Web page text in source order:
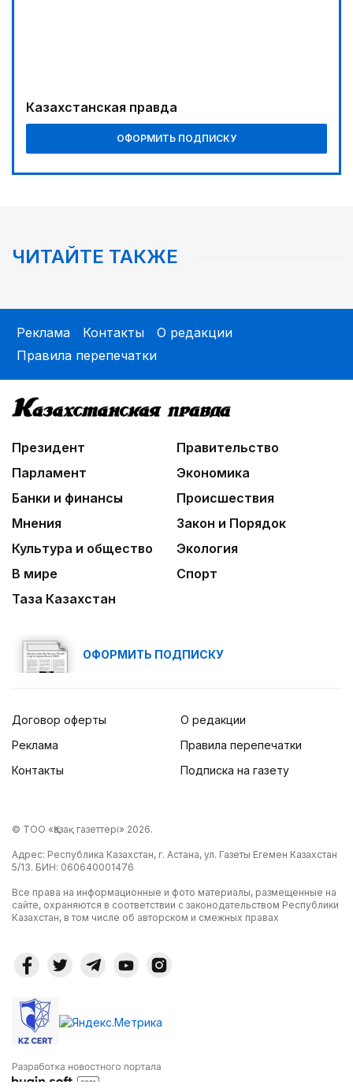
Казахстанская правда
ОФОРМИТЬ ПОДПИСКУ
ЧИТАЙТЕ ТАКЖЕ
Реклама Контакты
О редакции
Правила перепечатки
Президент
Правительство
Парламент
Экономика
Банки и финансы
Происшествия
Мнения
Закон и Порядок
Культура и общество
Экология
В мире
Спорт
Таза Казахстан
ОФОРМИТЬ ПОДПИСКУ
Договор оферты
Реклама
Контакты
О редакции
Правила перепечатки
Подписка на газету
© ТОО «Қазақ газеттері» 2026.
Адрес: Республика Казахстан, г. Астана, ул. Газеты Егемен Казахстан
5/13. БИН: 060640001476
Все права на информационные и фото материалы, размещенные на
сайте, охраняются в соответствии с законодательством Республики
Казахстан, в том числе об авторском и смежных правах